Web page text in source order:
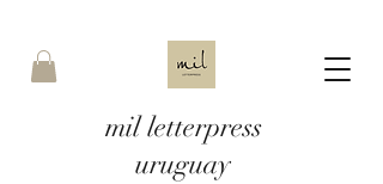
mil letterpress
uruguay